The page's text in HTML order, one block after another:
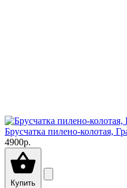
Брусчатка пилено-колотая,
4900р.
Купить